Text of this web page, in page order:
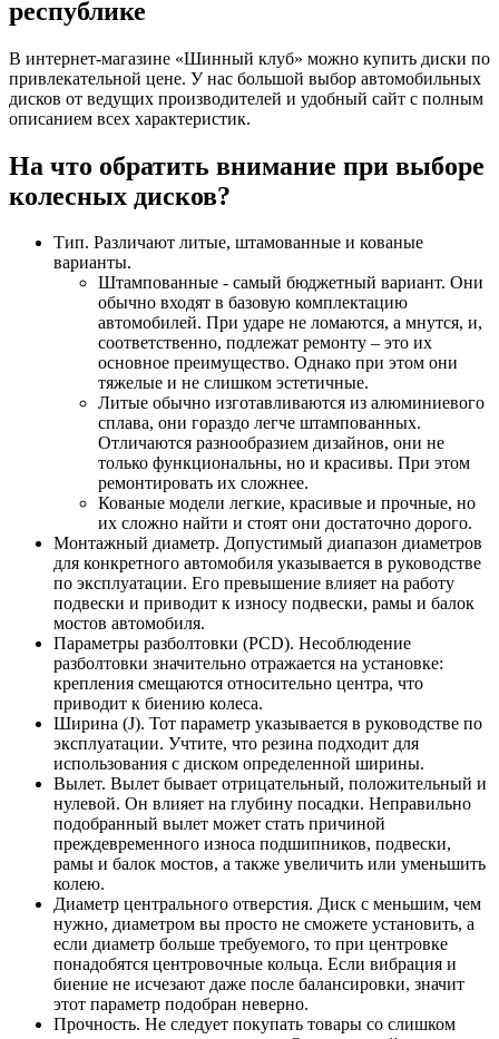
республике
В интернет-магазине «Шинный клуб» можно купить диски по
привлекательной цене. У нас большой выбор автомобильных
дисков от ведущих производителей и удобный сайт с полным
описанием всех характеристик.
На что обратить внимание при выборе
колесных дисков?
Тип. Различают литые, штамованные и кованые
варианты.
Штампованные - самый бюджетный вариант. Они
обычно входят в базовую комплектацию
автомобилей. При ударе не ломаются, а мнутся, и,
соответственно, подлежат ремонту – это их
основное преимущество. Однако при этом они
тяжелые и не слишком эстетичные.
Литые обычно изготавливаются из алюминиевого
сплава, они гораздо легче штампованных.
Отличаются разнообразием дизайнов, они не
только функциональны, но и красивы. При этом
ремонтировать их сложнее.
Кованые модели легкие, красивые и прочные, но
их сложно найти и стоят они достаточно дорого.
Монтажный диаметр. Допустимый диапазон диаметров
для конкретного автомобиля указывается в руководстве
по эксплуатации. Его превышение влияет на работу
подвески и приводит к износу подвески, рамы и балок
мостов автомобиля.
Параметры разболтовки (PCD). Несоблюдение
разболтовки значительно отражается на установке:
крепления смещаются относительно центра, что
приводит к биению колеса.
Ширина (J). Тот параметр указывается в руководстве по
эксплуатации. Учтите, что резина подходит для
использования с диском определенной ширины.
Вылет. Вылет бывает отрицательный, положительный и
нулевой. Он влияет на глубину посадки. Неправильно
подобранный вылет может стать причиной
преждевременного износа подшипников, подвески,
рамы и балок мостов, а также увеличить или уменьшить
колею.
Диаметр центрального отверстия. Диск с меньшим, чем
нужно, диаметром вы просто не сможете установить, а
если диаметр больше требуемого, то при центровке
понадобятся центровочные кольца. Если вибрация и
биение не исчезают даже после балансировки, значит
этот параметр подобран неверно.
Прочность. Не следует покупать товары со слишком